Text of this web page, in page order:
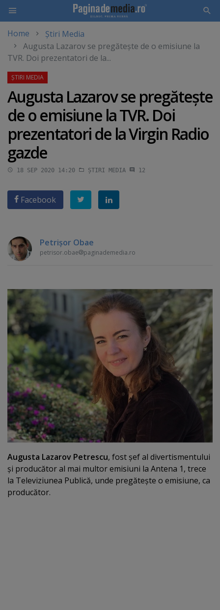
main
content
Home
Știri Media
Augusta Lazarov se pregăteşte de o emisiune la
TVR. Doi prezentatori de la...
Augusta Lazarov se pregăteşte
de o emisiune la TVR. Doi
prezentatori de la Virgin Radio
gazde
18 SEP 2020 14:20 ȘTIRI MEDIA 12
Facebook
Petrişor Obae
petrisor.obae paginademedia.ro
Augusta Lazarov Petrescu, fost şef al divertismentului
şi producător al mai multor emisiuni la Antena 1, trece
la Televiziunea Publică, unde pregăteşte o emisiune, ca
producător.